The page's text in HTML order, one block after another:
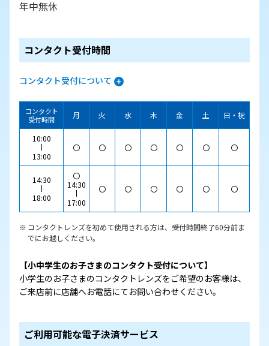
年中無休
コンタクト受付時間
コンタクト受付について
コンタクト
受付時間
月 火 水 木 金 土 日・祝
10:00
13:00
〇 〇 〇 〇 〇 〇 〇
14:30
18:00
〇
14:30
17:00
〇 〇 〇 〇 〇 〇
コンタクトレンズを初めて使用される方は、受付時間終了60分前ま
でにお越しください。
【小中学生のお子さまのコンタクト受付について】
小学生のお子さまのコンタクトレンズをご希望のお客様は、
ご来店前に店舗へお電話にてお問い合わせください。
ご利用可能な電子決済サービス